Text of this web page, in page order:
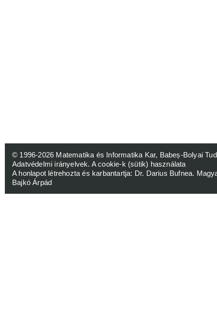
© 1996-2026 Matematika és Informatika Kar, Babeș-Bolyai
Adatvédelmi irányelvek. A cookie-k (sütik) használata
A honlapot létrehozta és karbantartja: Dr. Darius Bufnea.
Bajkó Árpád